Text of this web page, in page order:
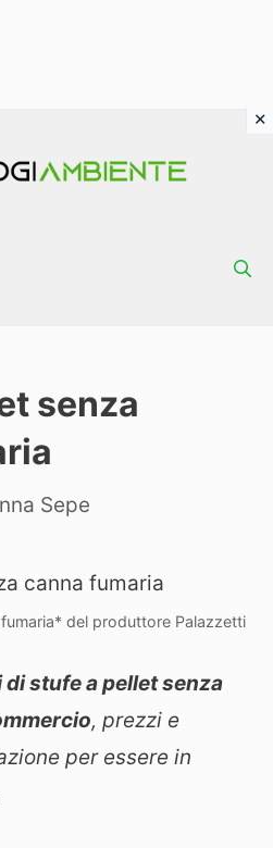
senza
Sepe
del produttore Palazzetti
stufe a pellet senza
, prezzi e
per essere in